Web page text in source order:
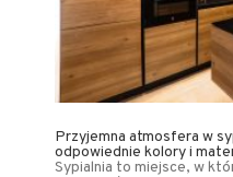
Przyjemna atmosfera w
odpowiednie kolory i
Sypialnia to miejsce, w